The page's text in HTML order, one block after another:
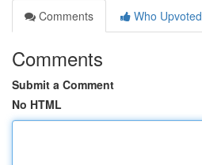
Comments
Who Upvoted
Comments
Submit a Comment
No HTML